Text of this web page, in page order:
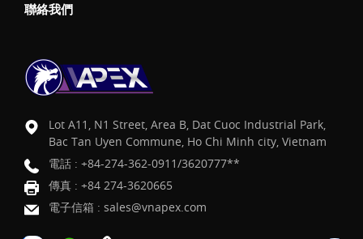
聯絡我們
Lot A11, N1 Street, Area B, Dat Cuoc Industrial Park,
Bac Tan Uyen Commune, Ho Chi Minh city, Vietnam
電話 : +84-274-362-0911/3620777**
傳真 : +84 274-3620665
電子信箱 : sales@vnapex.com